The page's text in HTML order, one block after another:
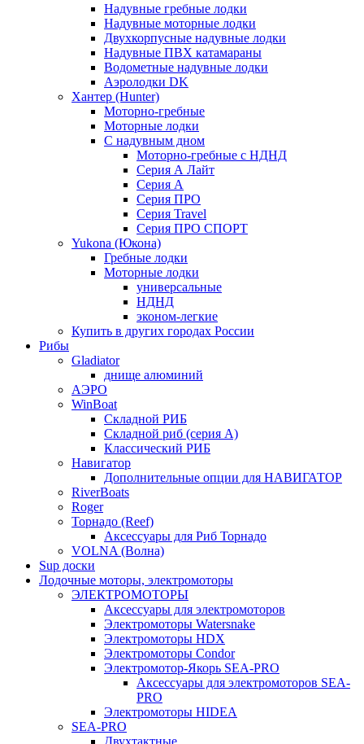
Надувные гребные лодки
Надувные моторные лодки
Двухкорпусные надувные лодки
Надувные ПВХ катамараны
Водометные надувные лодки
Аэролодки DK
Хантер (Hunter)
Моторно-гребные
Моторные лодки
С надувным дном
Моторно-гребные с НДНД
Серия А Лайт
Серия А
Серия ПРО
Серия Travel
Серия ПРО СПОРТ
Yukona (Юкона)
Гребные лодки
Моторные лодки
универсальные
НДНД
эконом-легкие
Купить в других городах России
Рибы
Gladiator
днище алюминий
АЭРО
WinBoat
Складной РИБ
Складной риб (серия А)
Классический РИБ
Навигатор
Дополнительные опции для НАВИГАТОР
RiverBoats
Roger
Торнадо (Reef)
Аксессуары для Риб Торнадо
VOLNA (Волна)
Sup доски
Лодочные моторы, электромоторы
ЭЛЕКТРОМОТОРЫ
Аксессуары для электромоторов
Электромоторы Watersnake
Электромоторы HDX
Электромоторы Condor
Электромотор-Якорь SEA-PRO
Аксессуары для электромоторов SEA-
PRO
Электромоторы HIDEA
SEA-PRO
Двухтактные